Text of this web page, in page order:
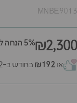
MNBE9013
₪2,3005% הנחה לרכישה הראשונה,
או₪192 בחודש ב-12 תשלומים, ללא ריבית